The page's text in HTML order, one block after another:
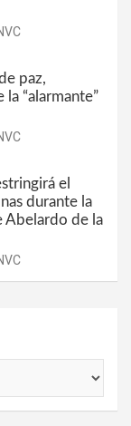
paz,
“alarmante”
el
durante la
Abelardo de la